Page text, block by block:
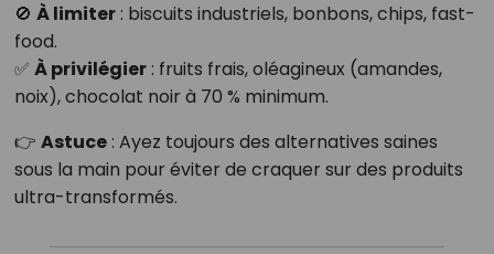
🚫 À limiter: biscuits industriels, bonbons, chips, fast-
food.
✅ À privilégier: fruits frais, oléagineux (amandes,
noix), chocolat noir à 70 % minimum.
👉 Astuce: Ayez toujours des alternatives saines
sous la main pour éviter de craquer sur des produits
ultra-transformés.